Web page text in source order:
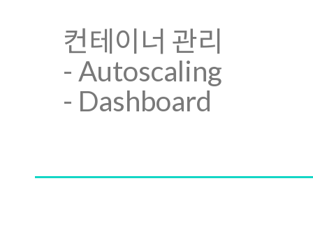
컨테이너 관리
- Autoscaling
- Dashboard